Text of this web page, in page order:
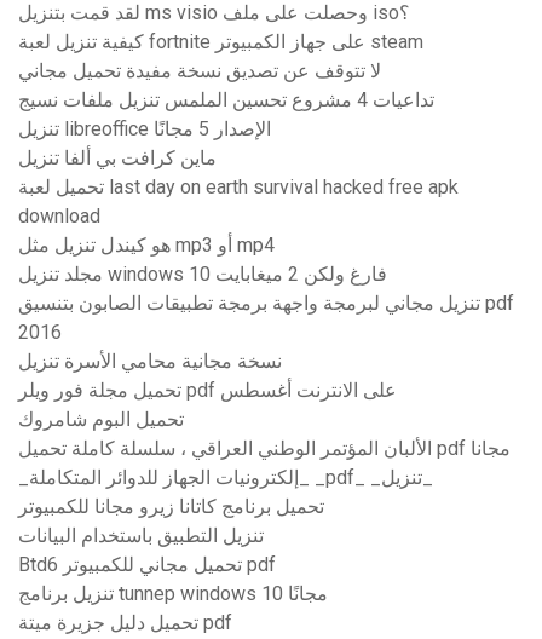
لقد قمت بتنزيل ms visio وحصلت على ملف iso؟
كيفية تنزيل لعبة fortnite على جهاز الكمبيوتر steam
لا تتوقف عن تصديق نسخة مفيدة تحميل مجاني
تداعيات 4 مشروع تحسين الملمس تنزيل ملفات نسيج
تنزيل libreoffice الإصدار 5 مجانًا
ماين كرافت بي ألفا تنزيل
تحميل لعبة last day on earth survival hacked free apk
download
هو كيندل تنزيل مثل mp3 أو mp4
مجلد تنزيل windows 10 فارغ ولكن 2 ميغابايت
تنزيل مجاني لبرمجة واجهة برمجة تطبيقات الصابون بتنسيق pdf
2016
نسخة مجانية محامي الأسرة تنزيل
تحميل مجلة فور ويلر pdf على الانترنت أغسطس
تحميل البوم شامروك
الألبان المؤتمر الوطني العراقي ، سلسلة كاملة تحميل pdf مجانا
تحميل برنامج كاتانا زيرو مجانا للكمبيوتر
تنزيل التطبيق باستخدام البيانات
Btd6 تحميل مجاني للكمبيوتر pdf
تنزيل برنامج tunnep windows 10 مجانًا
تحميل دليل جزيرة ميتة pdf